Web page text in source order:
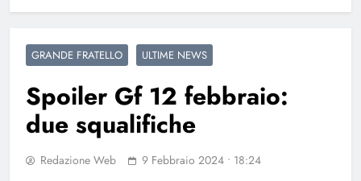
GRANDE FRATELLO ULTIME NEWS
Spoiler Gf 12 febbraio:
due squalifiche
Redazione Web 9 Febbraio 2024 • 18:24